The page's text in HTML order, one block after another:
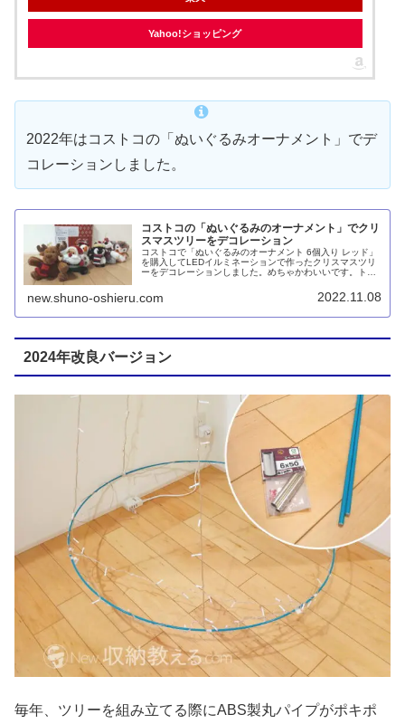
Yahoo!ショッピング
2022年はコストコの「ぬいぐるみオーナメント」でデ
コレーションしました。
コストコの「ぬいぐるみのオーナメント」でクリ
スマスツリーをデコレーション
コストコで「ぬいぐるみのオーナメント 6個入り レッド」
を購入してLEDイルミネーションで作ったクリスマスツリ
ーをデコレーションしました。めちゃかわいいです。トナ
new.shuno-oshieru.com 2022.11.08
2024年改良バージョン
毎年、ツリーを組み立てる際にABS製丸パイプがポキポ